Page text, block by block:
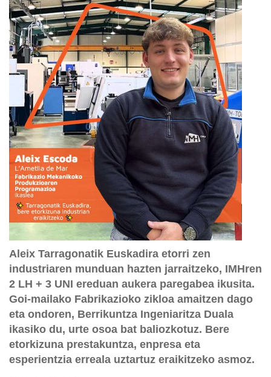
Aleix Tarragonatik Euskadira etorri zen
industriaren munduan hazten jarraitzeko, IMHren
2 LH + 3 UNI ereduan aukera paregabea ikusita.
Goi-mailako Fabrikazioko zikloa amaitzen dago
eta ondoren, Berrikuntza Ingeniaritza Duala
ikasiko du, urte osoa bat baliozkotuz. Bere
etorkizuna prestakuntza, enpresa eta
esperientzia erreala uztartuz eraikitzeko asmoz.